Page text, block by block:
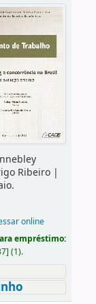
Ribeiro|
online
empréstimo:
] (1).